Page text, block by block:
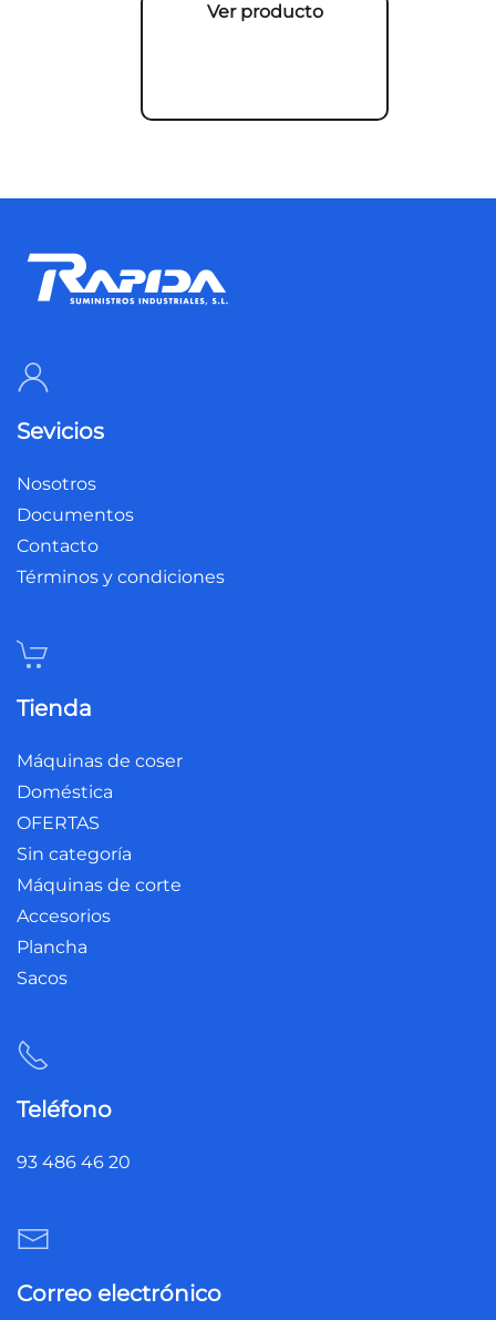
Ver producto
Sevicios
Nosotros
Documentos
Contacto
Términos y condiciones
Tienda
Máquinas de coser
Doméstica
OFERTAS
Sin categoría
Máquinas de corte
Accesorios
Plancha
Sacos
Teléfono
93 486 46 20
Correo electrónico